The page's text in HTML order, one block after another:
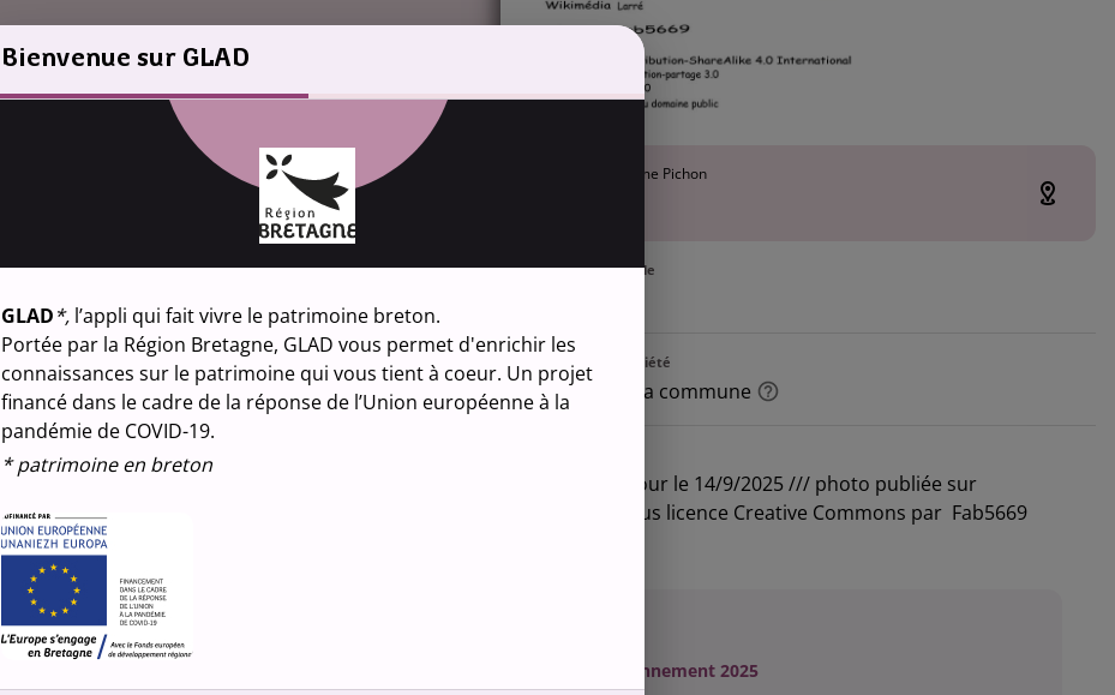
9 Place Guillaume Pichon
Désignation actuelle
Nature de la propriété
propriété de la commune
fiche mise à jour le 14/9/2025 /// photo publiée sur
Wikimedia sous licence Creative Commons par Fab5669
environnement 2025
Bienvenue sur GLAD
GLAD*, l’appli qui fait vivre le patrimoine breton.
Portée par la Région Bretagne, GLAD vous permet d'enrichir les
connaissances sur le patrimoine qui vous tient à coeur. Un projet
financé dans le cadre de la réponse de l’Union européenne à la
pandémie de COVID-19.
* patrimoine en breton